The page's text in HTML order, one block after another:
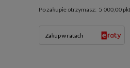
Po zakupie otrzymasz: 5 000,00
Zakup w ratach